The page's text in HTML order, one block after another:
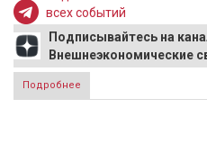
всех событий
Подписывайтесь на
Внешнеэкономические
Подробнее
коридору «Север -